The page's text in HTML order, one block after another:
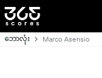
ဘောလုံး Marco Asensio